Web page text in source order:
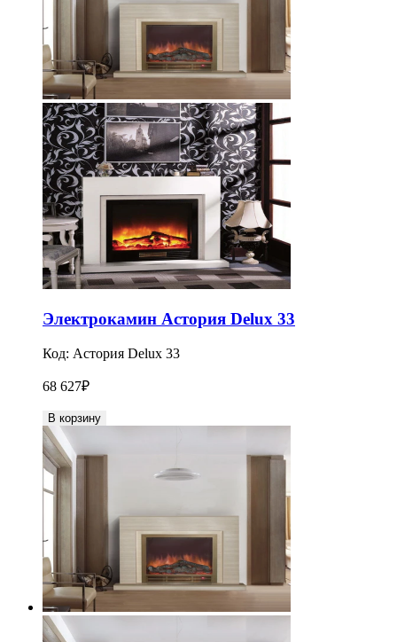
Электрокамин Астория Delux 33
Код: Астория Delux 33
68 627₽
В корзину